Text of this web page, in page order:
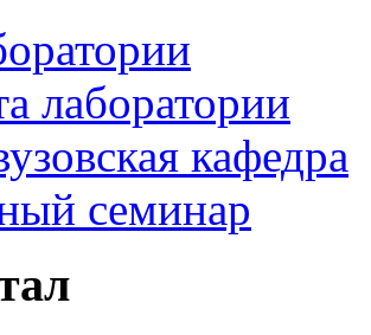
лаборатории
кафедра
семинар